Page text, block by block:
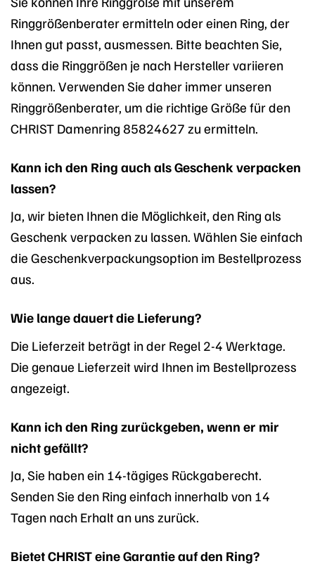
Ringgrößenberater ermitteln oder einen Ring, der
Ihnen gut passt, ausmessen. Bitte beachten Sie,
dass die Ringgrößen je nach Hersteller variieren
können. Verwenden Sie daher immer unseren
Ringgrößenberater, um die richtige Größe für den
CHRIST Damenring 85824627 zu ermitteln.
Kann ich den Ring auch als Geschenk verpacken
lassen?
Ja, wir bieten Ihnen die Möglichkeit, den Ring als
Geschenk verpacken zu lassen. Wählen Sie einfach
die Geschenkverpackungsoption im Bestellprozess
aus.
Wie lange dauert die Lieferung?
Die Lieferzeit beträgt in der Regel 2-4 Werktage.
Die genaue Lieferzeit wird Ihnen im Bestellprozess
angezeigt.
Kann ich den Ring zurückgeben, wenn er mir
nicht gefällt?
Ja, Sie haben ein 14-tägiges Rückgaberecht.
Senden Sie den Ring einfach innerhalb von 14
Tagen nach Erhalt an uns zurück.
Bietet CHRIST eine Garantie auf den Ring?